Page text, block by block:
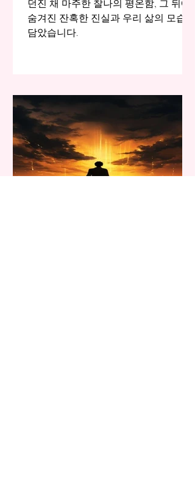
던진 채 마주한 찰나의 평온함, 그 뒤에
숨겨진 잔혹한 진실과 우리 삶의 모습을
담았습니다.